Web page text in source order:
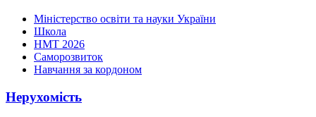
Міністерство освіти та науки України
Школа
НМТ 2026
Саморозвиток
Навчання за кордоном
Нерухомість